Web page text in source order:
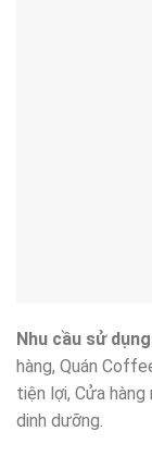
Nhu cầu sử
hàng, Quán
tiện lợi, Cửa
dinh dưỡng.